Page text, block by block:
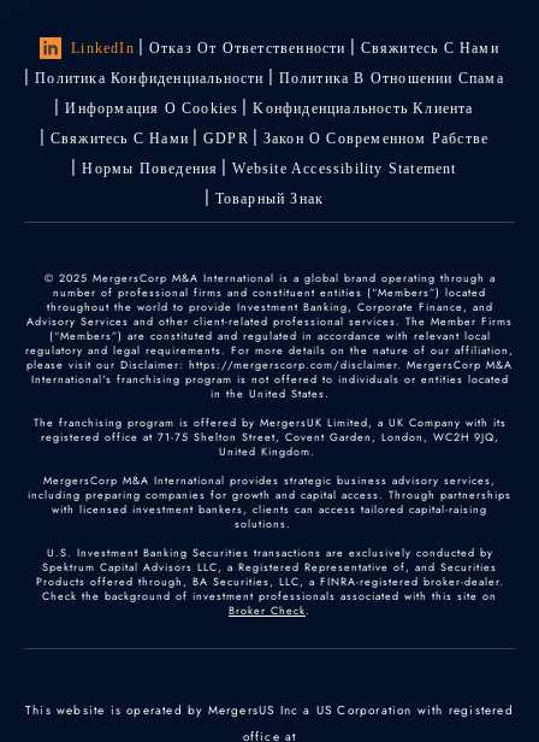
LinkedIn Отказ От Ответственности
Свяжитесь С Нами
Политика Конфиденциальности
Политика В Отношении Спама
Информация О Cookies
Kонфиденциальность Kлиента
Свяжитесь С Нами
GDPR
Закон О Современном Рабстве
Нормы Поведения
Website Accessibility Statement
Товарный Знак
© 2025 MergersCorp M&A International is a global brand operating through a
number of professional firms and constituent entities (“Members”) located
throughout the world to provide Investment Banking, Corporate Finance, and
Advisory Services and other client-related professional services. The Member Firms
(“Members”) are constituted and regulated in accordance with relevant local
regulatory and legal requirements. For more details on the nature of our affiliation,
please visit our Disclaimer: https://mergerscorp.com/disclaimer. MergersCorp M&A
International's franchising program is not offered to individuals or entities located
in the United States.
The franchising program is offered by MergersUK Limited, a UK Company with its
registered office at 71-75 Shelton Street, Covent Garden, London, WC2H 9JQ,
United Kingdom.
MergersCorp M&A International provides strategic business advisory services,
including preparing companies for growth and capital access. Through partnerships
with licensed investment bankers, clients can access tailored capital-raising
solutions.
U.S. Investment Banking Securities transactions are exclusively conducted by
Spektrum Capital Advisors LLC, a Registered Representative of, and Securities
Products offered through, BA Securities, LLC, a FINRA-registered broker-dealer.
Check the background of investment professionals associated with this site on
Broker Check.
This website is operated by MergersUS Inc a US Corporation with registered
office at